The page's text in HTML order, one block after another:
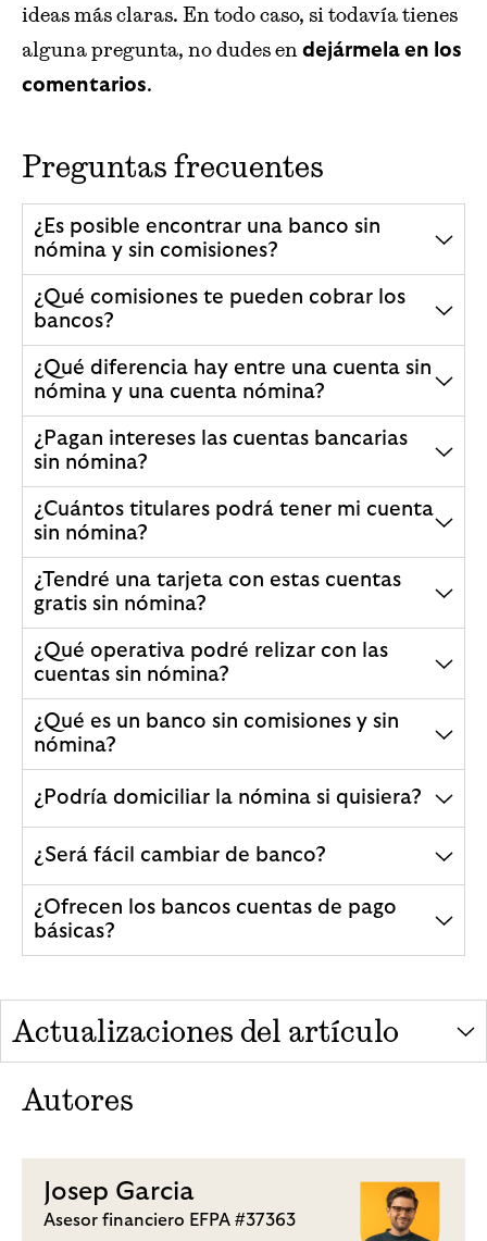
ideas más claras. En todo caso, si todavía tienes
alguna pregunta, no dudes en dejármela en los
comentarios.
Preguntas frecuentes
¿Es posible encontrar una banco sin
nómina y sin comisiones?
¿Qué comisiones te pueden cobrar los
bancos?
¿Qué diferencia hay entre una cuenta sin
nómina y una cuenta nómina?
¿Pagan intereses las cuentas bancarias
sin nómina?
¿Cuántos titulares podrá tener mi cuenta
sin nómina?
¿Tendré una tarjeta con estas cuentas
gratis sin nómina?
¿Qué operativa podré relizar con las
cuentas sin nómina?
¿Qué es un banco sin comisiones y sin
nómina?
¿Podría domiciliar la nómina si quisiera?
¿Será fácil cambiar de banco?
¿Ofrecen los bancos cuentas de pago
básicas?
Actualizaciones del artículo
Autores
Josep Garcia
Asesor financiero EFPA #37363